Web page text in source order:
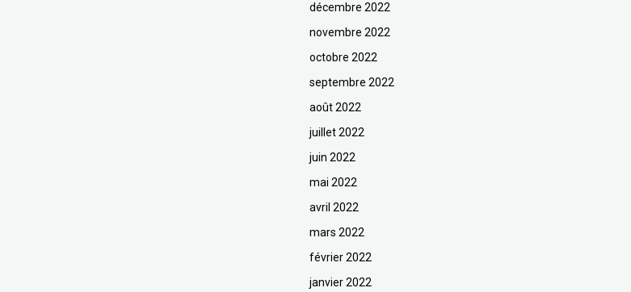
décembre 2022
novembre 2022
octobre 2022
septembre 2022
août 2022
juillet 2022
juin 2022
mai 2022
avril 2022
mars 2022
février 2022
janvier 2022